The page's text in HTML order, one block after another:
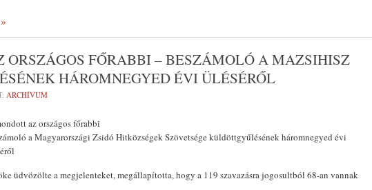
ORSZÁGOS FŐRABBI – BESZÁMOLÓ A MAZSIHISZ
HÁROMNEGYED ÉVI ÜLÉSÉRŐL
ARCHÍVUM
az országos főrabbi
a Magyarországi Zsidó Hitközségek Szövetsége küldöttgyűlésének háromnegyed évi
üd­vözölte a megjelenteket, megállapítot­ta, hogy a 119 szavazásra jogosultból 68-an vannak